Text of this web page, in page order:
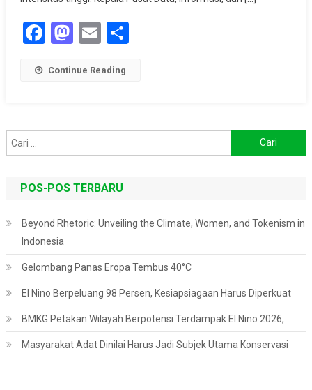
Facebook
Mastodon
EmailShare
Continue Reading
untuk:
POS-POS TERBARU
Beyond Rhetoric: Unveiling the Climate, Women, and Tokenism in
Indonesia
Gelombang Panas Eropa Tembus 40°C
El Nino Berpeluang 98 Persen, Kesiapsiagaan Harus Diperkuat
BMKG Petakan Wilayah Berpotensi Terdampak El Nino 2026,
Masyarakat Adat Dinilai Harus Jadi Subjek Utama Konservasi